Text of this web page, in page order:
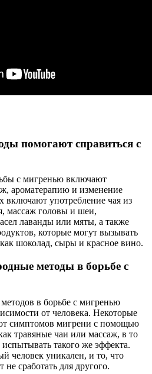
помогают справиться с
с мигренью включают
ароматерапию и изменение
включают употребление чая из
массаж головы и шеи,
лаванды или мяты, а также
которые могут вызывать
шоколад, сыры и красное вино.
методы в борьбе с
в борьбе с мигренью
от человека. Некоторые
симптомов мигрени с помощью
травяные чаи или массаж, в то
такого же эффекта.
человек уникален, и то, что
не сработать для другого.